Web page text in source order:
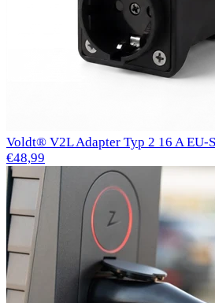
Voldt® V2L Adapter Typ 2 16 A EU-
€48,99